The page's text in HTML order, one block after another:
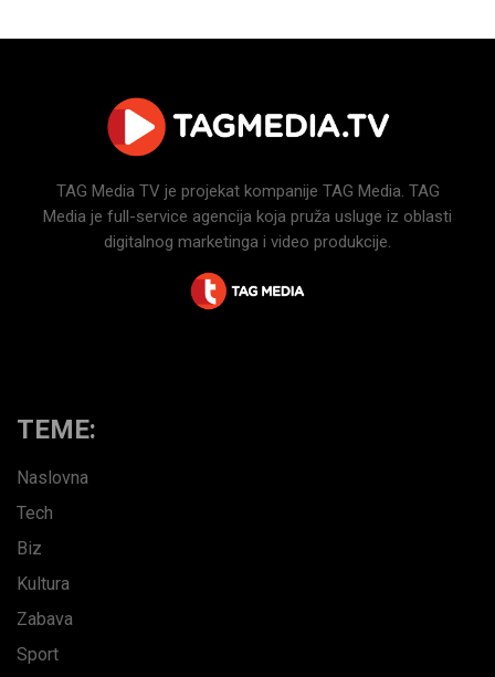
TAG Media TV je projekat kompanije TAG Media. TAG
Media je full-service agencija koja pruža usluge iz oblasti
digitalnog marketinga i video produkcije.
TEME:
Naslovna
Tech
Biz
Kultura
Zabava
Sport